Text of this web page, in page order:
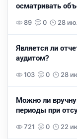
осматривать
89 0 28
Является ли
аудитом?
103 0 28
Можно ли
периоды при
721 0 22